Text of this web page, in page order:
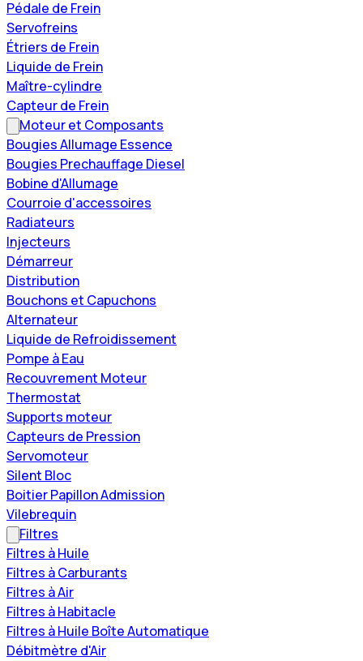
Pédale de Frein
Servofreins
Étriers de Frein
Liquide de Frein
Maître-cylindre
Capteur de Frein
Moteur et Composants
Bougies Allumage Essence
Bougies Prechauffage Diesel
Bobine d'Allumage
Courroie d'accessoires
Radiateurs
Injecteurs
Démarreur
Distribution
Bouchons et Capuchons
Alternateur
Liquide de Refroidissement
Pompe à Eau
Recouvrement Moteur
Thermostat
Supports moteur
Capteurs de Pression
Servomoteur
Silent Bloc
Boitier Papillon Admission
Vilebrequin
Filtres
Filtres à Huile
Filtres à Carburants
Filtres à Air
Filtres à Habitacle
Filtres à Huile Boîte Automatique
Débitmètre d'Air